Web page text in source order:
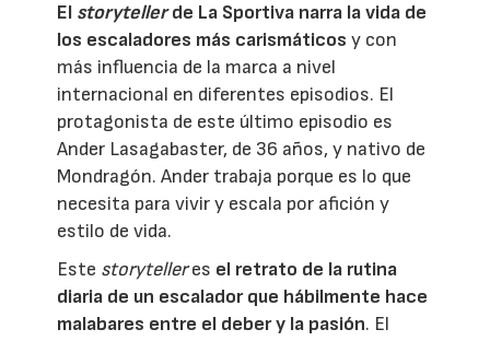
El storytellerde La Sportiva narra la vida de
los escaladores más carismáticos y con
más influencia de la marca a nivel
internacional en diferentes episodios. El
protagonista de este último episodio es
Ander Lasagabaster, de 36 años, y nativo de
Mondragón. Ander trabaja porque es lo que
necesita para vivir y escala por afición y
estilo de vida.
Este storytelleres el retrato de la rutina
diaria de un escalador que hábilmente hace
malabares entre el deber y la pasión. El